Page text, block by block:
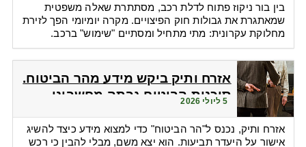
בין בור ניקוז פתוח לדלת רכב, מסתתרת שאלה משפטית
שמאתגרת את גבולות חוק הפיצויים. מקרה יומיומי הפך לזירת
מחלוקת עקרונית: מתי מתחיל ומסתיים "שימוש" ברכב.
אזרח ותיק ביקש מידע מהר הביטוח.
סוכנות הביטוח גבתה מחשבונו
5 ליולי 2026
אזרח ותיק, נכנס ל"הר הביטוח" כדי למצוא מידע כיצד להשיג
אישור על היעדר תביעות. הוא יצא משם, מבלי להבין כי רכש